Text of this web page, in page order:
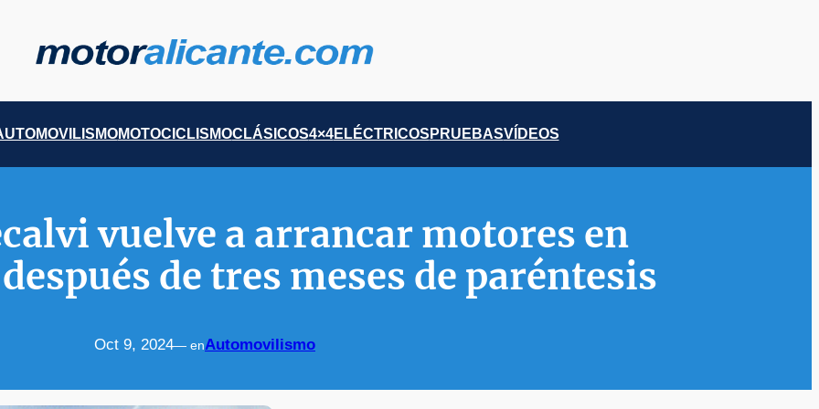
MOTOCICLISMOCLÁSICOS4×4ELÉCTRICOS PRUEBASVÍDEOS
vuelve a arrancar motores en
de tres meses de paréntesis
Oct 9, 2024— enAutomovilismo